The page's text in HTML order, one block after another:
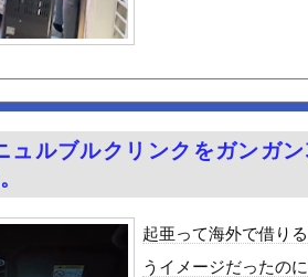
20個注文する」 ぼく「いつも1～2個しか使わない
うの地獄すぎる、男はどうやって耐えてんの？」
ドル詰め放題開催中www
イビームマン」「車間ベタ付けマン」「法定速度
まわり畑を全滅させ福島県の祭りを中止に追い
けられる胸元！！【GIF動画あり】
の仲間入り・・・
感想 診療所の女官からの呼び出し！水晶宮大荒れ！
ュルブルクリンクをガンガ
起亜って海外で借り
うイメージだったの